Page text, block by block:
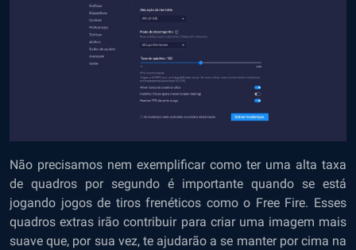
Não precisamos nem exemplificar como ter uma alta taxa
de quadros por segundo é importante quando se está
jogando jogos de tiros frenéticos como o Free Fire. Esses
quadros extras irão contribuir para criar uma imagem mais
suave que, por sua vez, te ajudarão a se manter por cima na